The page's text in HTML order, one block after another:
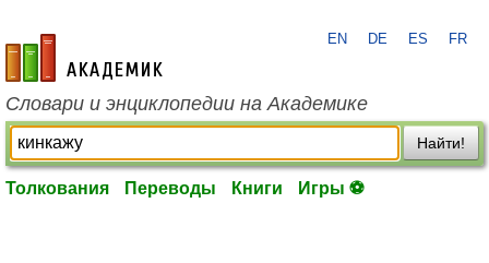
academic.ru
EN DE ES FR
Словари и энциклопедии на Академике
Найти!
Толкования Переводы Книги Игры ⚽